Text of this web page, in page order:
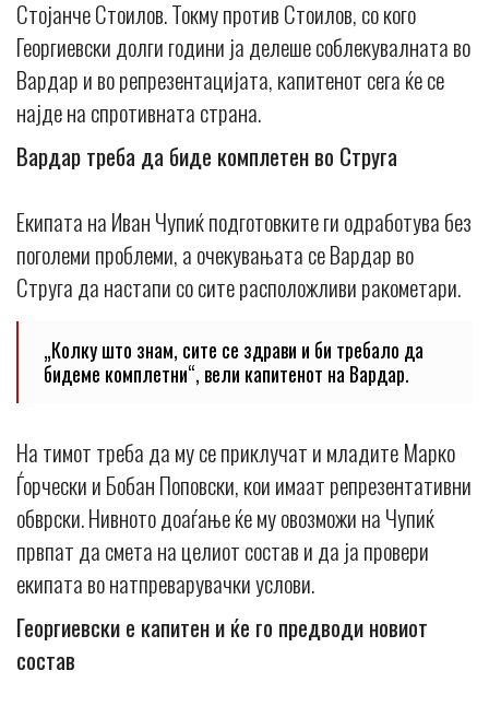
Стојанче Стоилов. Токму против Стоилов, со кого
Георгиевски долги години ја делеше соблекувалната во
Вардар и во репрезентацијата, капитенот сега ќе се
најде на спротивната страна.
Вардар треба да биде комплетен во Струга
Екипата на Иван Чупиќ подготовките ги одработува без
поголеми проблеми, а очекувањата се Вардар во
Струга да настапи со сите расположливи ракометари.
„Колку што знам, сите се здрави и би требало да
бидеме комплетни“, вели капитенот на Вардар.
На тимот треба да му се приклучат и младите Марко
Ѓорчески и Бобан Поповски, кои имаат репрезентативни
обврски. Нивното доаѓање ќе му овозможи на Чупиќ
првпат да смета на целиот состав и да ја провери
екипата во натпреварувачки услови.
Георгиевски е капитен и ќе го предводи новиот
состав